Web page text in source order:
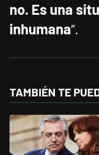
no. Es una
inhumana”.
TAMBIÉN TE